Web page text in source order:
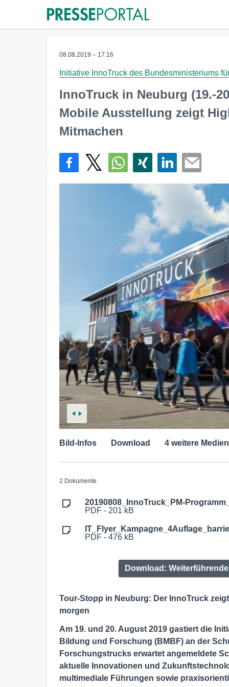
08.08.2019 – 17:16
Initiative InnoTruck des Bundesministeriums
InnoTruck in Neuburg (19.-
Mobile Ausstellung zeigt
Mitmachen
Bild-Infos Download 4 weitere
2 Dokumente
20190808_InnoTruck_PM-
PDF - 201 kB
PDF - 476 kB
Download:
Tour-Stopp in Neuburg: Der InnoTruck
morgen
Am 19. und 20. August 2019 gastiert die
Bildung und Forschung (BMBF) an der
Forschungstrucks erwartet angemeldete
aktuelle Innovationen und
multimediale Führungen sowie